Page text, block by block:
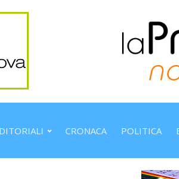
CRONACA POLITICA